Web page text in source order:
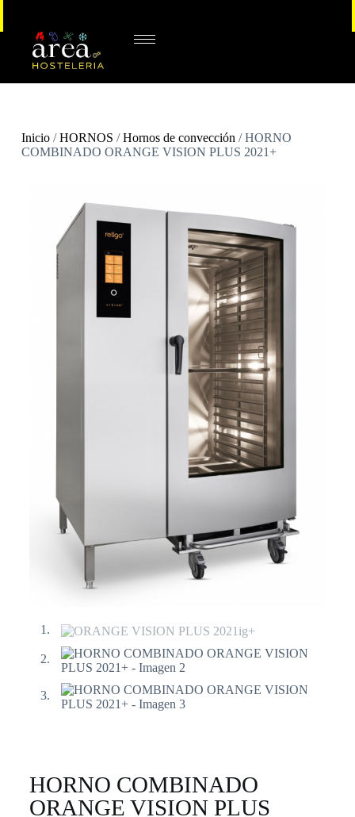
Inicio/HORNOS /Hornos de convección / HORNO
COMBINADO ORANGE VISION PLUS 2021+
HORNO COMBINADO
ORANGE VISION PLUS